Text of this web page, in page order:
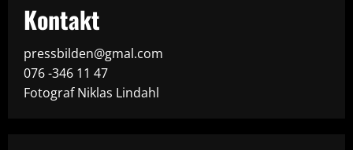
Kontakt
pressbilden@gmal.com
076 -346 11 47
Fotograf Niklas Lindahl